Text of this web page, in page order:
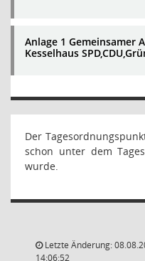
Anlage 1 Gemeinsamer
Kesselhaus
Der
schon unter dem
wurde.
Letzte Änderung:
14:06:52